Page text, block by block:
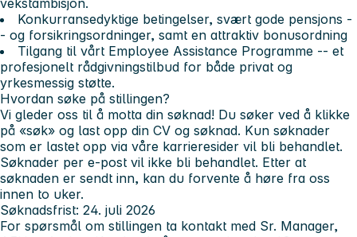
Konkurransedyktige betingelser, svært gode pensjons -
- og forsikringsordninger, samt en attraktiv bonusordning
Tilgang til vårt Employee Assistance Programme -- et
profesjonelt rådgivningstilbud for både privat og
yrkesmessig støtte.
Hvordan søke på stillingen?
Vi gleder oss til å motta din søknad! Du søker ved å klikke
på «søk» og last opp din CV og søknad. Kun søknader
som er lastet opp via våre karrieresider vil bli behandlet.
Søknader per e-post vil ikke bli behandlet. Etter at
søknaden er sendt inn, kan du forvente å høre fra oss
innen to uker.
Søknadsfrist: 24. juli 2026
For spørsmål om stillingen ta kontakt med Sr. Manager,